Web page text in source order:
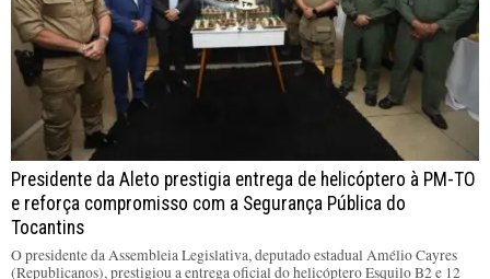
Presidente da Aleto prestigia entrega de helicóptero à PM-TO
e reforça compromisso com a Segurança Pública do
Tocantins
O presidente da Assembleia Legislativa, deputado estadual Amélio Cayres
(Republicanos), prestigiou a entrega oficial do helicóptero Esquilo B2 e 12